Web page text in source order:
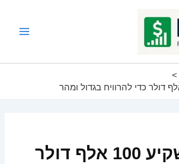
איפה להשקיע 100 אלף דולר